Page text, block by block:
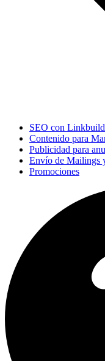
SEO con
Contenido para
Publicidad para
Envío de Mailings
Promociones